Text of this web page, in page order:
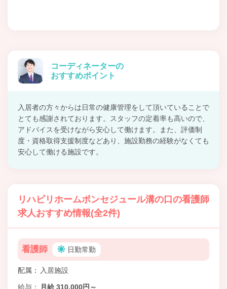
コーディネーターの
おすすめポイント
入居者の方々からは日常の健康管理をして頂いていることで
とても感謝されております。スタッフの定着率も高いので、
アドバイスを受けながら安心して働けます。また、評価制
度・資格取得支援制度などあり、施設勤務の経験がなくても
安心して働ける施設です。
リハビリホームボンセジュール溝の口の看護師
求人おすすめ情報(全2件)
看護師 日勤常勤
配属 入居施設
給与 月給 310,000円～